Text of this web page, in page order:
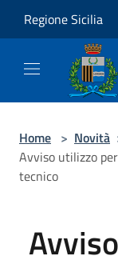
Regione Sicilia
Home > Novità
Avviso utilizzo
tecnico